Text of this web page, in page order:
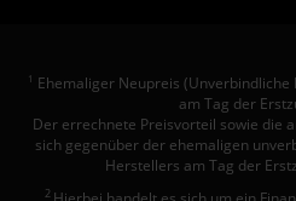
1 Ehemaliger Neupreis
am Tag der
Der errechnete Preisvorteil sowie die
sich gegenüber der ehemaligen
Herstellers am Tag der
2